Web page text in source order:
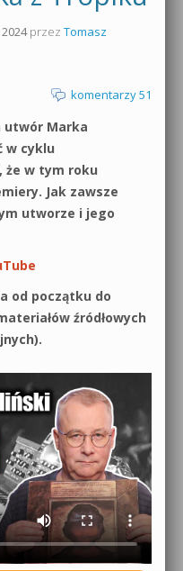
przez Tomasz
komentarzy 51
utwór Marka
w cyklu
że w tym roku
Jak zawsze
utworze i jego
od początku do
źródłowych